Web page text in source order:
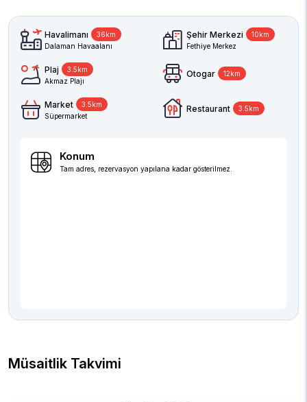
Havalimanı
36km
Dalaman Havaalanı
Şehir Merkezi
10km
Fethiye Merkez
Plaj
3.5km
Akmaz Plajı
Otogar 12km
Market
3.5km
Süpermarket
Restaurant 3.5km
Konum
Tam adres, rezervasyon yapılana kadar gösterilmez.
Müsaitlik Takvimi